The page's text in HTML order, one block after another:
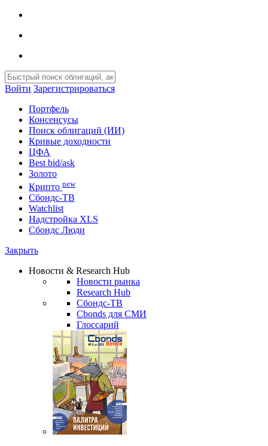
Войти Зарегистрироваться
Портфель
Консенсусы
Поиск облигаций (ИИ)
Кривые доходности
ЦФА
Best bid/ask
Золото
Крипто new
Сбондс-ТВ
Watchlist
Надстройка XLS
Сбондс Люди
Закрыть
Новости & Research Hub
Новости рынка
Research Hub
Сбондс-ТВ
Cbonds для СМИ
Глоссарий